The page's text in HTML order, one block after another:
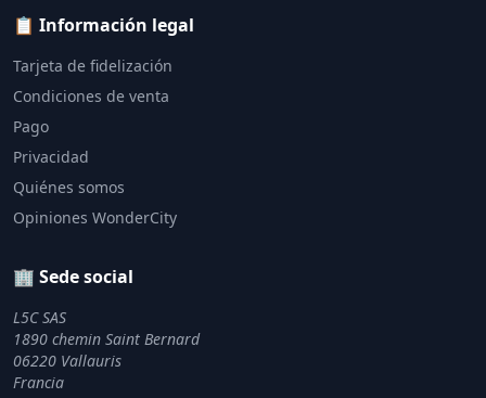
📋 Información legal
Tarjeta de fidelización
Condiciones de venta
Pago
Privacidad
Quiénes somos
Opiniones WonderCity
🏢 Sede social
L5C SAS
1890 chemin Saint Bernard
06220 Vallauris
Francia